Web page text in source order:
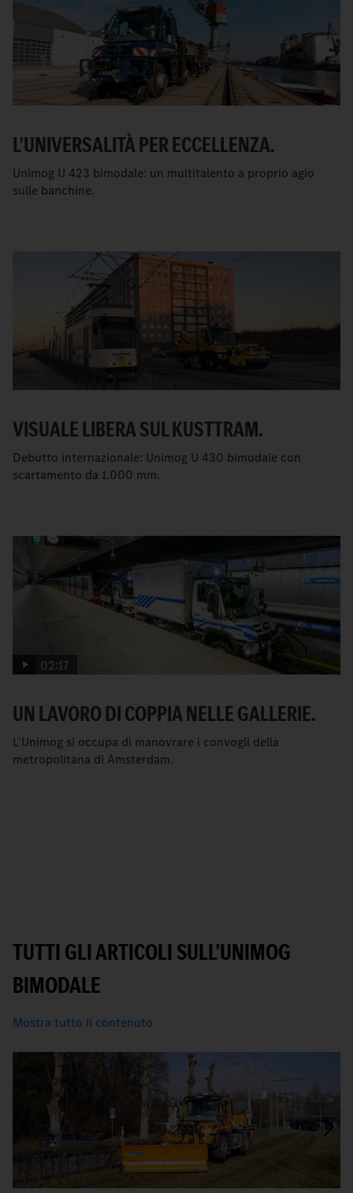
L'UNIVERSALITÀ PER ECCELLENZA.
Unimog U 423 bimodale: un multitalento a proprio agio
sulle banchine.
VISUALE LIBERA SUL KUSTTRAM.
Debutto internazionale: Unimog U 430 bimodale con
scartamento da 1.000 mm.
02:17
UN LAVORO DI COPPIA NELLE GALLERIE.
L'Unimog si occupa di manovrare i convogli della
metropolitana di Amsterdam.
TUTTI GLI ARTICOLI SULL'UNIMOG
BIMODALE
Mostra tutto il contenuto